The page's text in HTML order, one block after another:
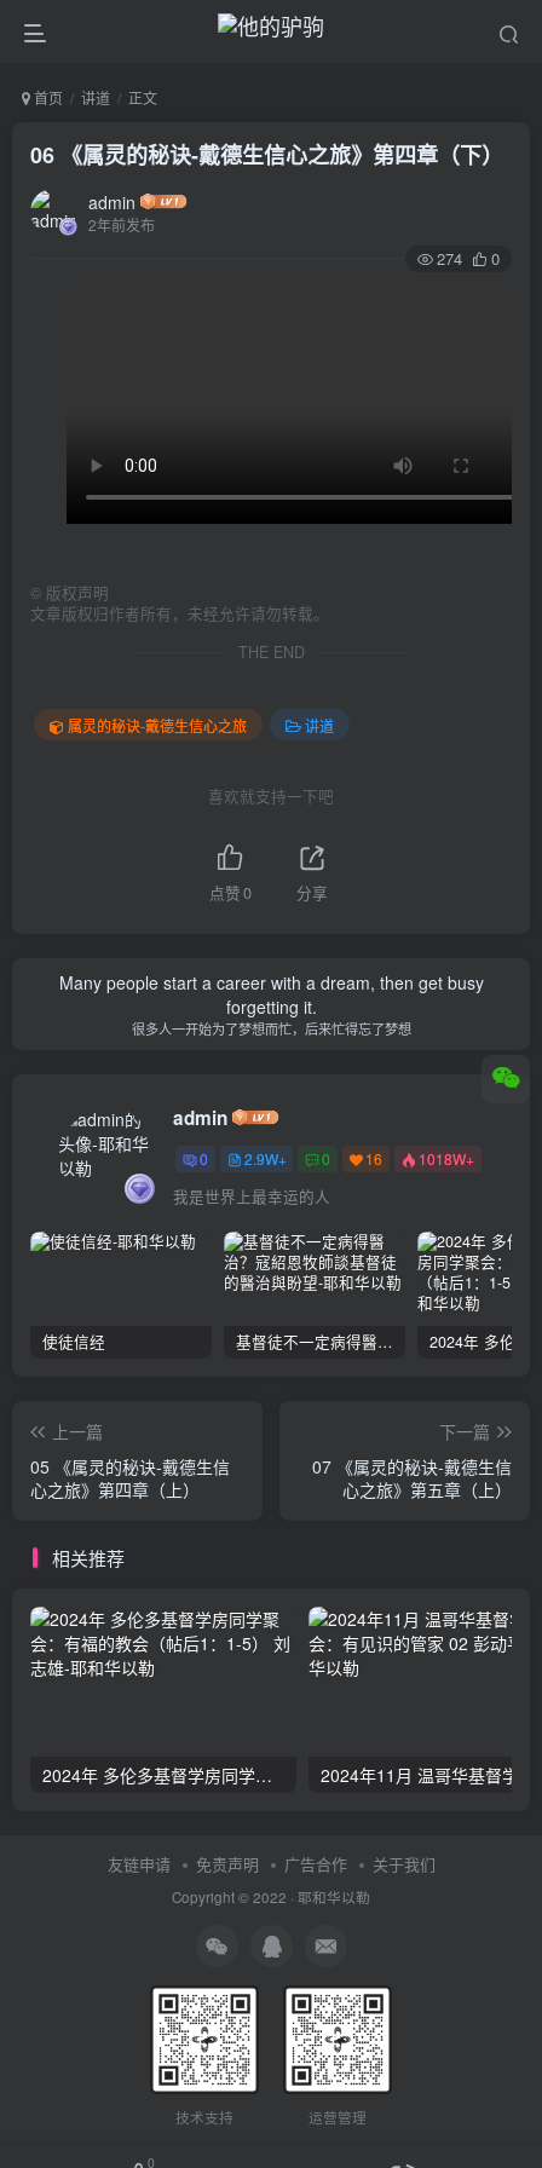
首页 讲道 正文
06 《属灵的秘诀-戴德生信心之旅》第四章（下）
admin
2年前发布
274 0
© 版权声明
文章版权归作者所有，未经允许请勿转载。
THE END
属灵的秘诀-戴德生信心之旅 讲道
喜欢就支持一下吧
点赞0 分享
Many people start a career with a dream, then get busy
forgetting it.
很多人一开始为了梦想而忙，后来忙得忘了梦想
admin
0 2.9W+ 0 16 1018W+
我是世界上最幸运的人
使徒信经 基督徒不一定病得醫治？寇紹恩牧師談基督徒的醫治與盼望
上一篇
05 《属灵的秘诀-戴德生信
心之旅》第四章（上）
下一篇
07 《属灵的秘诀-戴德生信
心之旅》第五章（上）
相关推荐
2024年 多伦多基督学房同学聚会：有福的教会（帖后1：1-5） 刘志雄
友链申请 免责声明 广告合作 关于我们
Copyright © 2022 · 耶和华以勒
技术支持 运营管理
0